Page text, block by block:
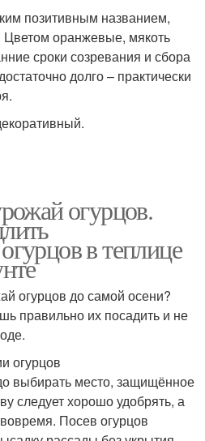
позитивным названием,
Цветом оранжевые, мякоть
сроки созревания и сбора
долго – практически
огурцов.
в теплице
огурцов до самой осени?
правильно их посадить и не
огурцов
выбирать место, защищённое
следует хорошо удобрять, а
Посев огурцов